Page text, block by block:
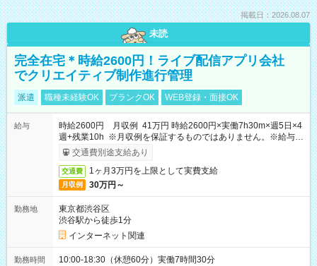
掲載日：2026.08.07
未読
完全在宅＊時給2600円！ライブ配信アプリ会社
でクリエイティブ制作進行管理
派遣 職種未経験OK ブランクOK WEB登録・面接OK
給与
時給2600円 月収例 41万円 時給2600円×実働7h30m×週5日×4
週+残業10h ※月収例を保証するものではありません。※給与即
受取りサービス利用可（利用条件有）
交通費別途支給あり
交通費 1ヶ月3万円を上限として実費支給
月収例 30万円～
勤務地
東京都渋谷区
渋谷駅から徒歩1分
インターネット関連
勤務時間 10:00-18:30（休憩60分）実働7時間30分